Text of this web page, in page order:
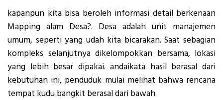
kapanpun kita bisa beroleh informasi detail berkenaan
Mapping alam Desa?. Desa adalah unit manajemen
umum, seperti yang udah kita bicarakan. Saat sebagian
kompleks selanjutnya dikelompokkan bersama, lokasi
yang lebih besar dipakai. andaikata hasil berasal dari
kebutuhan ini, penduduk mulai melihat bahwa rencana
tempat kudu bangkit berasal dari bawah.